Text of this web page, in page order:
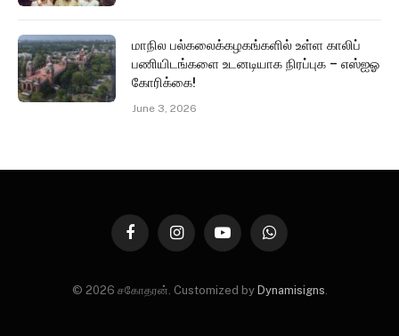
மாநில பல்கலைக்கழகங்களில் உள்ள காலிப்
பணியிடங்களை உடனடியாக நிரப்புக – எஸ்ஐஓ
கோரிக்கை!
June 3, 2026
FacebookInstagramYouTubeWhatsApp
© 2026 சகோதரன். Customized by Dynamisigns